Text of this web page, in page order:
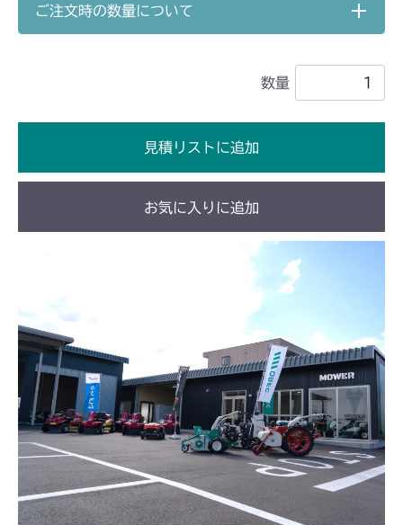
本体 FIG6 フロントカバー
CMX2402HC
本体 FIG7 フロントカバー
CMX2404HC/V/S
本体 FIG7 フロントカバー
ご注文時の数量について
数量
見積リストに追加
お気に入りに追加